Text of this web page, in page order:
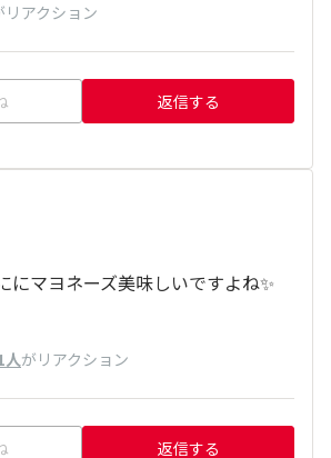
リアクション
返信する
にマヨネーズ美味しいですよね✨️
人がリアクション
返信する